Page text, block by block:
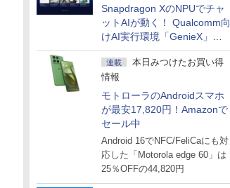
Snapdragon XのNPUでチャ
ットAIが動く！ Qualcomm向
けAI実行環境「GenieX」を
試してみた
連載
本日みつけたお買い得
情報
モトローラのAndroidスマホ
が最安17,820円！Amazonで
セール中
Android 16でNFC/FeliCaにも対
応した「Motorola edge 60」は
25％OFFの44,820円